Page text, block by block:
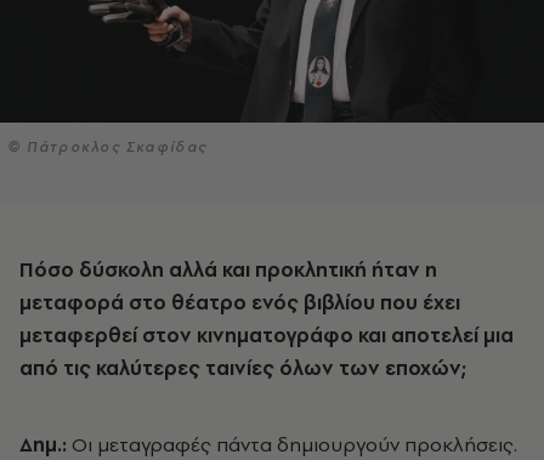
© Πάτροκλος Σκαφίδας
Πόσο δύσκολη αλλά και προκλητική ήταν η
μεταφορά στο θέατρο ενός βιβλίου που έχει
μεταφερθεί στον κινηματογράφο και αποτελεί μια
από τις καλύτερες ταινίες όλων των εποχών;
Δημ.: Οι μεταγραφές πάντα δημιουργούν προκλήσεις.